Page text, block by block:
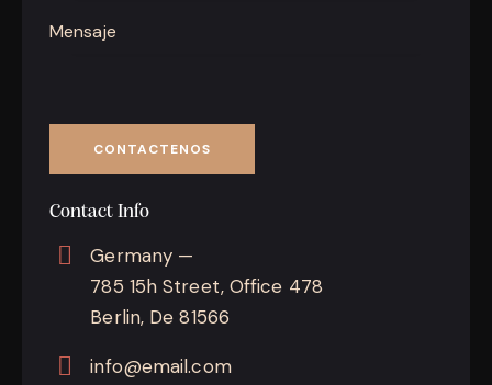
Contact Info
Germany —
785 15h Street, Office 478
Berlin, De 81566
info@email.com